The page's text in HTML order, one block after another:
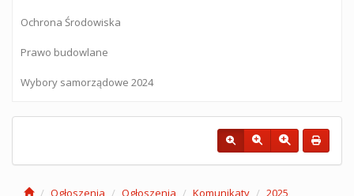
Ochrona Środowiska
Prawo budowlane
Wybory samorządowe 2024
Ogłoszenia Ogłoszenia Komunikaty
2025